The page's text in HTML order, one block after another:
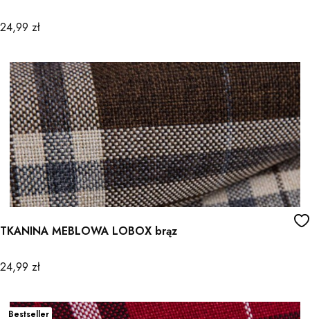
Cena
24,99 zł
TKANINA MEBLOWA LOBOX brąz
Cena
24,99 zł
Bestseller